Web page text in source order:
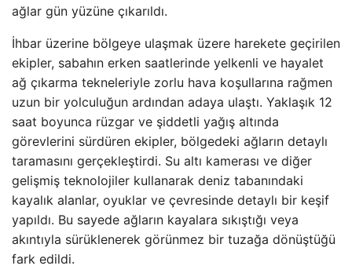
ağlar gün yüzüne çıkarıldı.
İhbar üzerine bölgeye ulaşmak üzere harekete geçirilen
ekipler, sabahın erken saatlerinde yelkenli ve hayalet
ağ çıkarma tekneleriyle zorlu hava koşullarına rağmen
uzun bir yolculuğun ardından adaya ulaştı. Yaklaşık 12
saat boyunca rüzgar ve şiddetli yağış altında
görevlerini sürdüren ekipler, bölgedeki ağların detaylı
taramasını gerçekleştirdi. Su altı kamerası ve diğer
gelişmiş teknolojiler kullanarak deniz tabanındaki
kayalık alanlar, oyuklar ve çevresinde detaylı bir keşif
yapıldı. Bu sayede ağların kayalara sıkıştığı veya
akıntıyla sürüklenerek görünmez bir tuzağa dönüştüğü
fark edildi.